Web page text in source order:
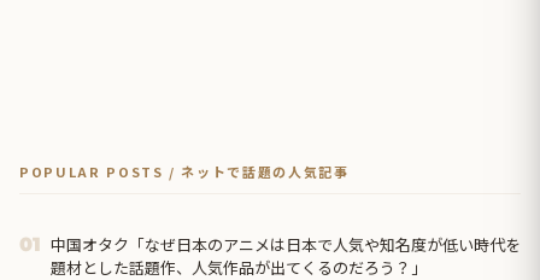
POPULAR POSTS / ネットで話題の人気記事
01 中国オタク「なぜ日本のアニメは日本で人気や知名度が低い時代を
題材とした話題作、人気作品が出てくるのだろう？」